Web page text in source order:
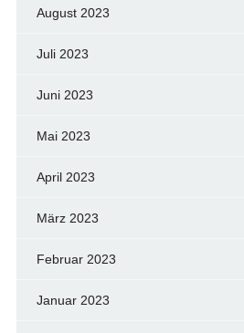
August 2023
Juli 2023
Juni 2023
Mai 2023
April 2023
März 2023
Februar 2023
Januar 2023